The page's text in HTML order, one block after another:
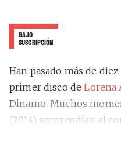
BAJO
SUSCRIPCIÓN
Han pasado más de
primer disco deLorena
Dinamo. Muchos
(2014) sorprendían al